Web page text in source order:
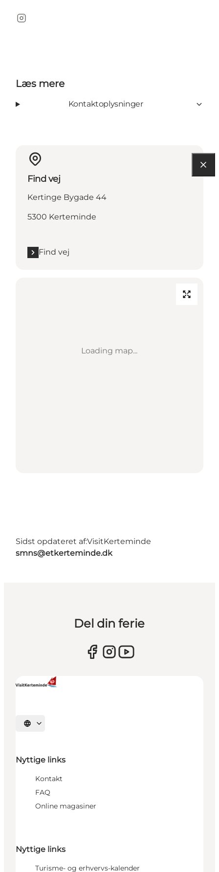
Instagram
Læs mere
Kontaktoplysninger
Find vej
Kertinge Bygade 44
5300 Kerteminde
Find vej
Loading map...
Sidst opdateret af:VisitKerteminde
smns@etkerteminde.dk
Del din ferie
Vælg sprog
Nyttige links
Kontakt
FAQ
Online magasiner
Nyttige links
Turisme- og erhvervs-kalender